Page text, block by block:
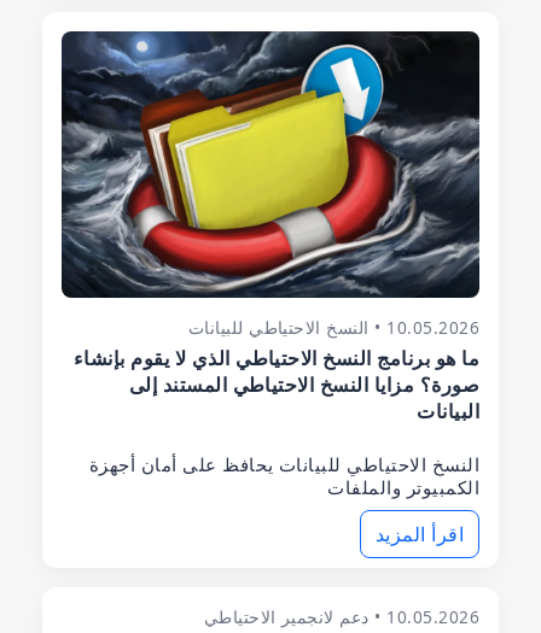
10.05.2026 • النسخ الاحتياطي للبيانات
ما هو برنامج النسخ الاحتياطي الذي لا يقوم بإنشاء
صورة؟ مزايا النسخ الاحتياطي المستند إلى
البيانات
النسخ الاحتياطي للبيانات يحافظ على أمان أجهزة
الكمبيوتر والملفات
اقرأ المزيد
10.05.2026 • دعم لانجمير الاحتياطي